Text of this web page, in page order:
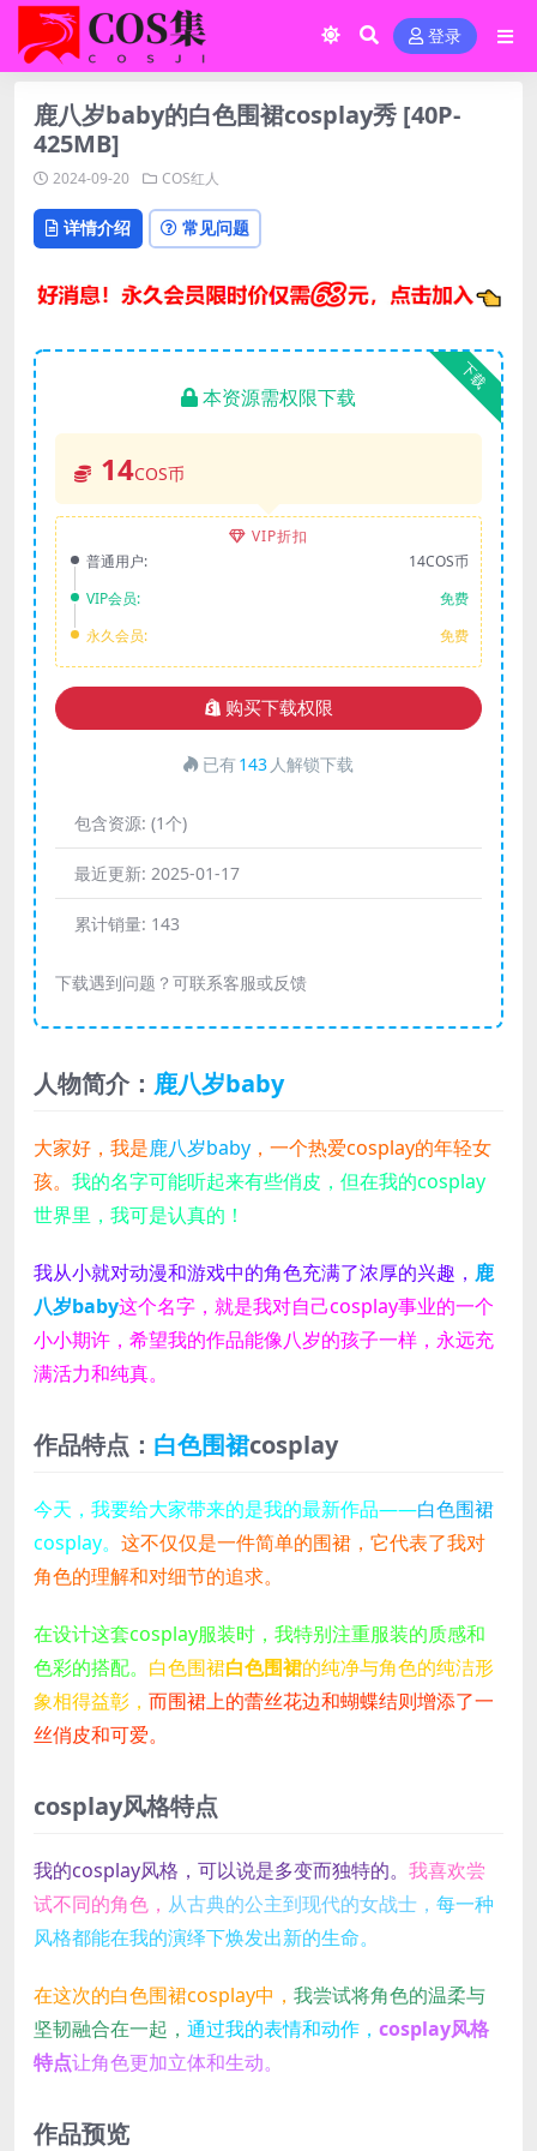
登录
鹿八岁baby的白色围裙cosplay秀 [40P-
425MB]
2024-09-20 COS红人
详情介绍 常见问题
下载
本资源需权限下载
14COS币
VIP折扣
普通用户:
14COS币
VIP会员:
免费
永久会员:
免费
购买下载权限
已有143 人解锁下载
包含资源: (1个)
最近更新: 2025-01-17
累计销量: 143
下载遇到问题？可联系客服或反馈
人物简介： 鹿八岁baby
大家好，我是鹿八岁baby ，一个热爱cosplay的年轻女
孩。 我的名字可能听起来有些俏皮，但在我的cosplay
世界里，我可是认真的！
我从小就对动漫和游戏中的角色充满了浓厚的兴趣， 鹿
八岁baby这个名字，就是我对自己cosplay事业的一个
小小期许，希望我的作品能像八岁的孩子一样，永远充
满活力和纯真。
作品特点： 白色围裙cosplay
今天，我要给大家带来的是我的最新作品——白色围裙
cosplay。 这不仅仅是一件简单的围裙，它代表了我对
角色的理解和对细节的追求。
在设计这套cosplay服装时，我特别注重服装的质感和
色彩的搭配。 白色围裙白色围裙的纯净与角色的纯洁形
象相得益彰， 而围裙上的蕾丝花边和蝴蝶结则增添了一
丝俏皮和可爱。
cosplay风格特点
我的cosplay风格，可以说是多变而独特的。 我喜欢尝
试不同的角色， 从古典的公主到现代的女战士， 每一种
风格都能在我的演绎下焕发出新的生命。
在这次的白色围裙cosplay中， 我尝试将角色的温柔与
坚韧融合在一起， 通过我的表情和动作， cosplay风格
特点让角色更加立体和生动。
作品预览